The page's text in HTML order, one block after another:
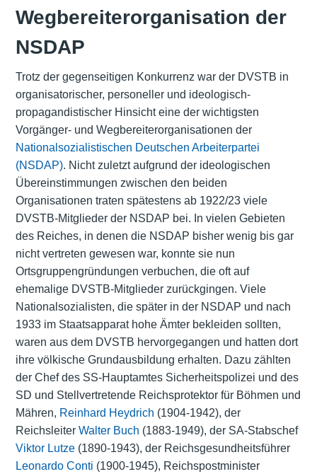
Wegbereiterorganisation der
NSDAP
Trotz der gegenseitigen Konkurrenz war der DVSTB in
organisatorischer, personeller und ideologisch-
propagandistischer Hinsicht eine der wichtigsten
Vorgänger- und Wegbereiterorganisationen der
Nationalsozialistischen Deutschen Arbeiterpartei
(NSDAP). Nicht zuletzt aufgrund der ideologischen
Übereinstimmungen zwischen den beiden
Organisationen traten spätestens ab 1922/23 viele
DVSTB-Mitglieder der NSDAP bei. In vielen Gebieten
des Reiches, in denen die NSDAP bisher wenig bis gar
nicht vertreten gewesen war, konnte sie nun
Ortsgruppengründungen verbuchen, die oft auf
ehemalige DVSTB-Mitglieder zurückgingen. Viele
Nationalsozialisten, die später in der NSDAP und nach
1933 im Staatsapparat hohe Ämter bekleiden sollten,
waren aus dem DVSTB hervorgegangen und hatten dort
ihre völkische Grundausbildung erhalten. Dazu zählten
der Chef des SS-Hauptamtes Sicherheitspolizei und des
SD und Stellvertretende Reichsprotektor für Böhmen und
Mähren, Reinhard Heydrich (1904-1942), der
Reichsleiter Walter Buch (1883-1949), der SA-Stabschef
Viktor Lutze(1890-1943), der Reichsgesundheitsführer
Leonardo Conti (1900-1945), Reichspostminister